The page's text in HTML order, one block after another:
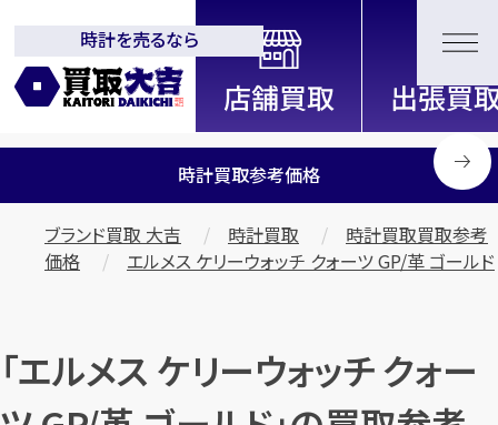
全国2200店舗以上展開中！
信頼と実績の買取専門店「買取大
吉」
時計を売るなら
時計買取参考価格
ブランド買取 大吉 時計買取
時計買取買取参考
価格
エルメス ケリーウォッチ クォーツ GP/革 ゴールド
「エルメス ケリーウォッチ クォー